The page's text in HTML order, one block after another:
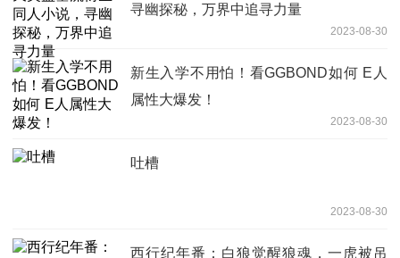
寻幽探秘，万界中追寻力量
2023-08-30
新生入学不用怕！看GGBOND如何 E人
属性大爆发！
2023-08-30
吐槽
2023-08-30
西行纪年番：白狼觉醒狼魂，一虎被吊